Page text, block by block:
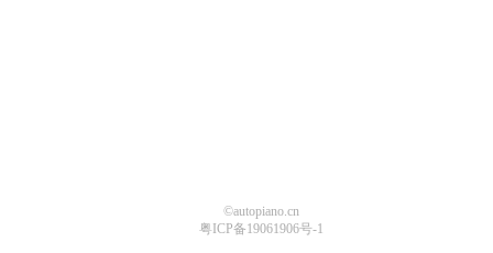
©autopiano.cn
粤ICP备19061906号-1